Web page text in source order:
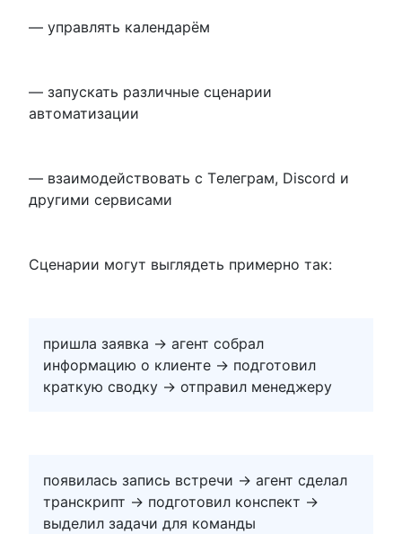
— управлять календарём
— запускать различные сценарии
автоматизации
— взаимодействовать с Tелеграм, Discord и
другими сервисами
Сценарии могут выглядеть примерно так:
пришла заявка → агент собрал
информацию о клиенте → подготовил
краткую сводку → отправил менеджеру
появилась запись встречи → агент сделал
транскрипт → подготовил конспект →
выделил задачи для команды